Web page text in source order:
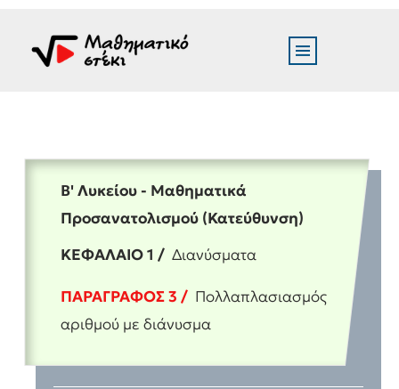
Β' Λυκείου - Μαθηματικά
Προσανατολισμού (Κατεύθυνση)
ΚΕΦΑΛΑΙΟ 1 / Διανύσματα
ΠΑΡΑΓΡΑΦΟΣ 3 / Πολλαπλασιασμός
αριθμού με διάνυσμα